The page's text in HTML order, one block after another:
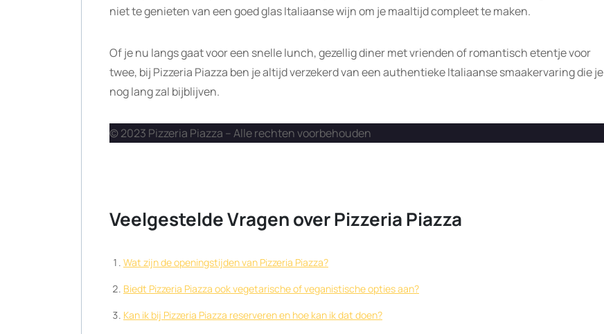
niet te genieten van een goed glas Italiaanse wijn om je maaltijd compleet te maken.
Of je nu langs gaat voor een snelle lunch, gezellig diner met vrienden of romantisch etentje voor
twee, bij Pizzeria Piazza ben je altijd verzekerd van een authentieke Italiaanse smaakervaring die je
nog lang zal bijblijven.
© 2023 Pizzeria Piazza – Alle rechten voorbehouden
Veelgestelde Vragen over Pizzeria Piazza
Wat zijn de openingstijden van Pizzeria Piazza?
Biedt Pizzeria Piazza ook vegetarische of veganistische opties aan?
Kan ik bij Pizzeria Piazza reserveren en hoe kan ik dat doen?